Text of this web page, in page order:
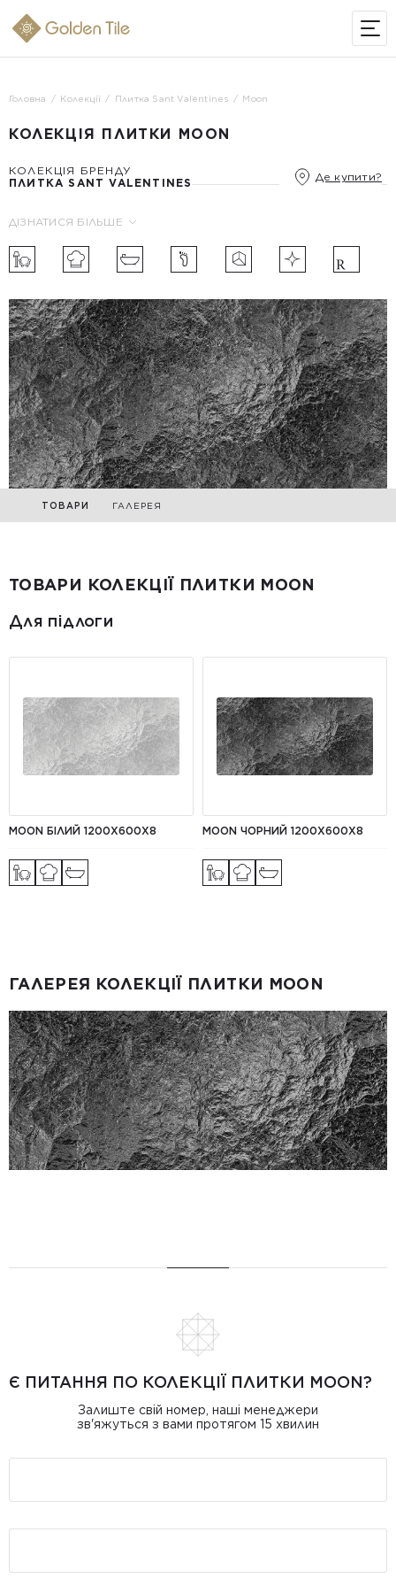
Головна Колекції Плитка Sant Valentines Moon
КОЛЕКЦІЯ ПЛИТКИ MOON
КОЛЕКЦІЯ БРЕНДУ
ПЛИТКА SANT VALENTINES
Де купити?
ДІЗНАТИСЯ БІЛЬШЕ
ТОВАРИ ГАЛЕРЕЯ
ТОВАРИ КОЛЕКЦІЇ ПЛИТКИ MOON
Для підлоги
MOON БІЛИЙ 1200X600X8 MOON ЧОРНИЙ 1200X600X8
ГАЛЕРЕЯ КОЛЕКЦІЇ ПЛИТКИ MOON
Є ПИТАННЯ ПО КОЛЕКЦІЇ ПЛИТКИ MOON?
Залиште свій номер, наші менеджери
зв'яжуться з вами протягом 15 хвилин